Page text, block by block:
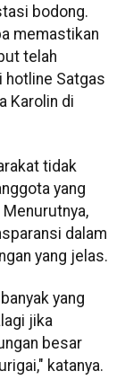
bodong.
memastikan
telah
hotline Satgas
Karolin di
tidak
yang
dalam
yang jelas.
yang
jika
besar
katanya.